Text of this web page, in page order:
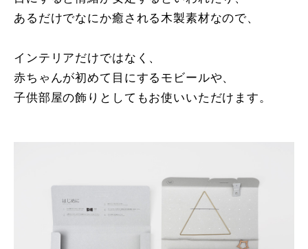
あるだけでなにか癒される木製素材なので、
インテリアだけではなく、
赤ちゃんが初めて目にするモビールや、
子供部屋の飾りとしてもお使いいただけます。